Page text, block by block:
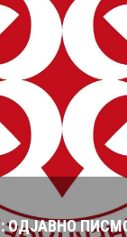
ОДЈАВНО